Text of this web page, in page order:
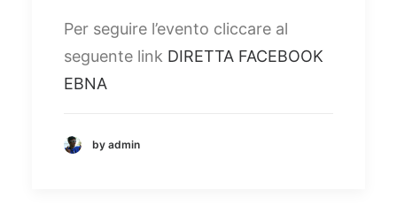
Per seguire l’evento cliccare al
seguente link DIRETTA FACEBOOK
EBNA
by admin